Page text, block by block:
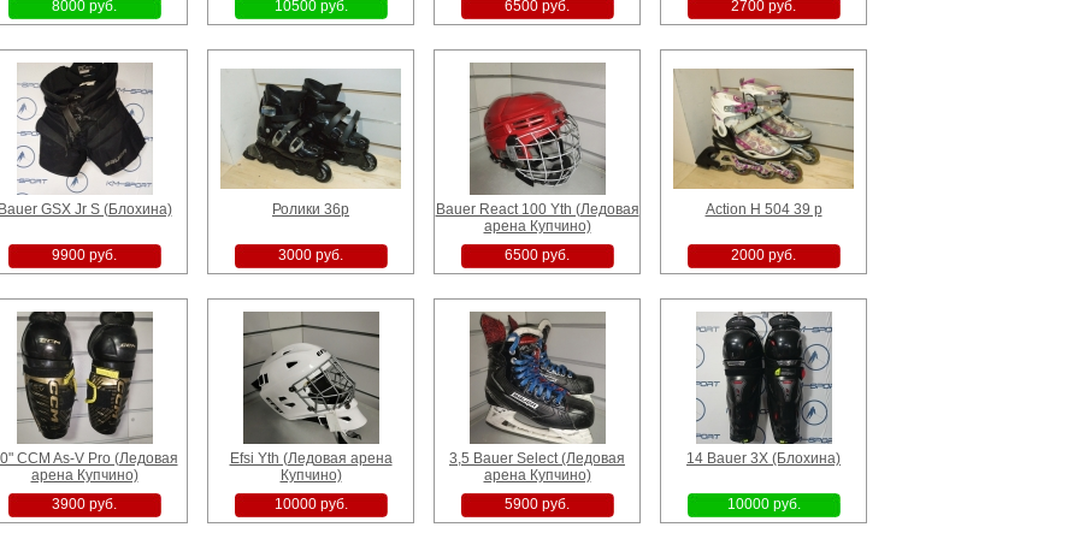
8000 руб. 10500 руб. 6500 руб. 2700 руб.
GSX Jr S (Блохина)
9900 руб.
Ролики 36р
3000 руб.
Bauer React 100 Yth (Ледовая
арена Купчино)
6500 руб.
Action H 504 39 p
2000 руб.
CCM As-V Pro (Ледовая
арена Купчино)
3900 руб.
Efsi Yth (Ледовая арена
Купчино)
10000 руб.
3,5 Bauer Select (Ледовая
арена Купчино)
5900 руб.
14 Bauer 3X (Блохина)
10000 руб.